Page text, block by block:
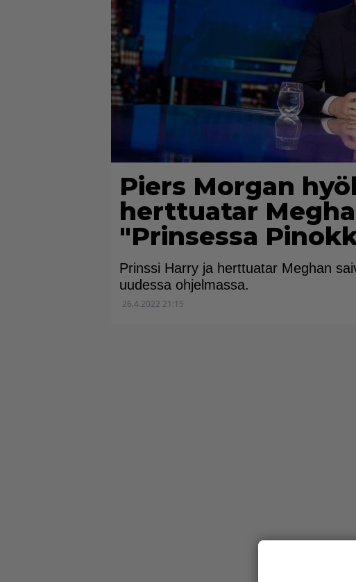
Piers Morgan
herttuatar
"Prinsessa
Prinssi Harry ja herttuatar Meghan
uudessa ohjelmassa.
26.4.2022 21:15